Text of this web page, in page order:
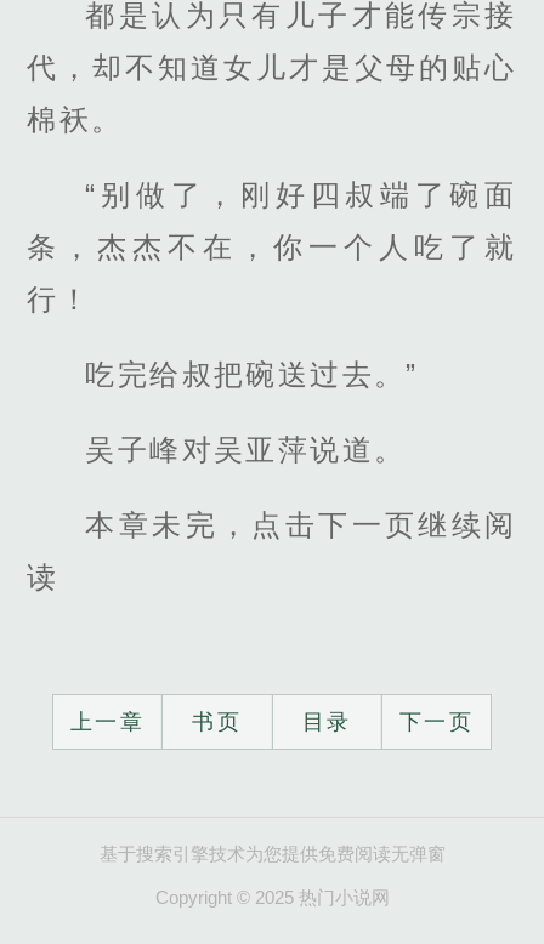
都是认为只有儿子才能传宗接
代，却不知道女儿才是父母的贴心
棉袄。
“别做了，刚好四叔端了碗面
条，杰杰不在，你一个人吃了就
行！
吃完给叔把碗送过去。”
吴子峰对吴亚萍说道。
本章未完，点击下一页继续阅
读
上一章 书页 目录 下一页
基于搜索引擎技术为您提供免费阅读无弹窗
Copyright © 2025 热门小说网